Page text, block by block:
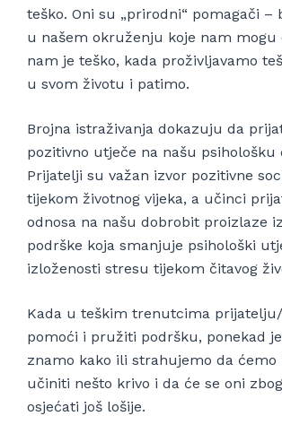
teško. Oni su „prirodni“ pomagači –
u našem okruženju koje nam mogu
nam je teško, kada proživljavamo
u svom životu i patimo.
Brojna istraživanja dokazuju da
pozitivno utječe na našu psihološku
Prijatelji su važan izvor pozitivne
tijekom životnog vijeka, a učinci
odnosa na našu dobrobit proizlaze
podrške koja smanjuje psihološki
izloženosti stresu tijekom čitavog
Kada u teškim trenutcima
pomoći i pružiti podršku, ponekad
znamo kako ili strahujemo da
učiniti nešto krivo i da će se oni
osjećati još lošije.